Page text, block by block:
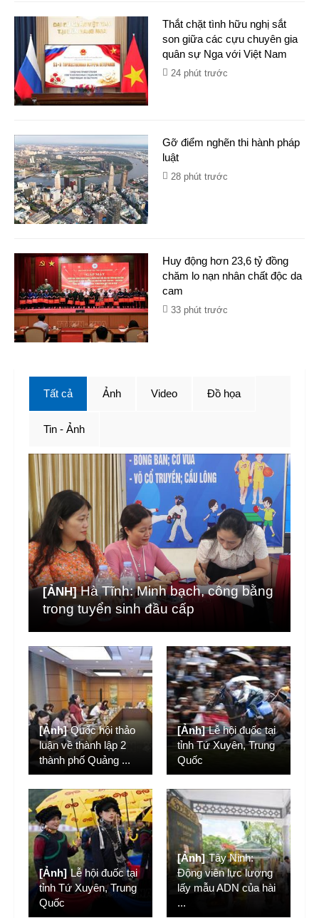
Thắt chặt tình hữu nghị sắt
son giữa các cựu chuyên gia
quân sự Nga với Việt Nam
24 phút trước
Gỡ điểm nghẽn thi hành pháp
luật
28 phút trước
Huy động hơn 23,6 tỷ đồng
chăm lo nạn nhân chất độc da
cam
33 phút trước
Tất cả
[ẢNH] Hà Tĩnh: Minh bạch, công bằng
trong tuyển sinh đầu cấp
[Ảnh] Quốc hội thảo
luận về thành lập 2
thành phố Quảng ...
[Ảnh] Lễ hội đuốc tại
tỉnh Tứ Xuyên, Trung
Quốc
[Ảnh] Lễ hội đuốc tại
tỉnh Tứ Xuyên, Trung
Quốc
[Ảnh] Tây Ninh:
Động viên lực lượng
lấy mẫu ADN của hài
...
Ảnh Video Đồ họa
Tin - Ảnh